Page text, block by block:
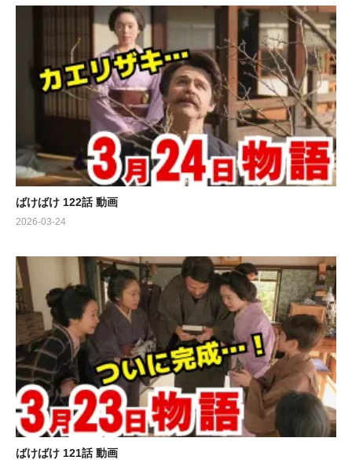
ばけばけ 122話 動画
2026-03-24
ばけばけ 121話 動画